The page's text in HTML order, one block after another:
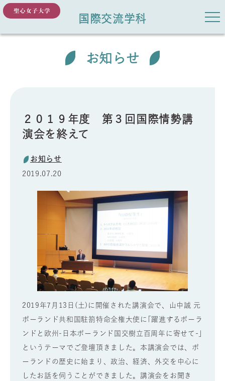
国際交流学科
お知らせ
２０１９年度 第３回国際情勢講
演会を終えて
お知らせ
2019.07.20
2019年7月13日(土)に開催された講演会で、山中誠 元
ポーランド共和国駐箚特命全権大使に｢躍進するポーラ
ンドと欧州-日本ポーランド国交樹立百周年に寄せて-｣
というテーマでご登壇頂きました。本講演会では、ポ
ーランドの歴史に始まり、政治、経済、外交を中心に
したお話を伺うことができました。講演会をお聞き